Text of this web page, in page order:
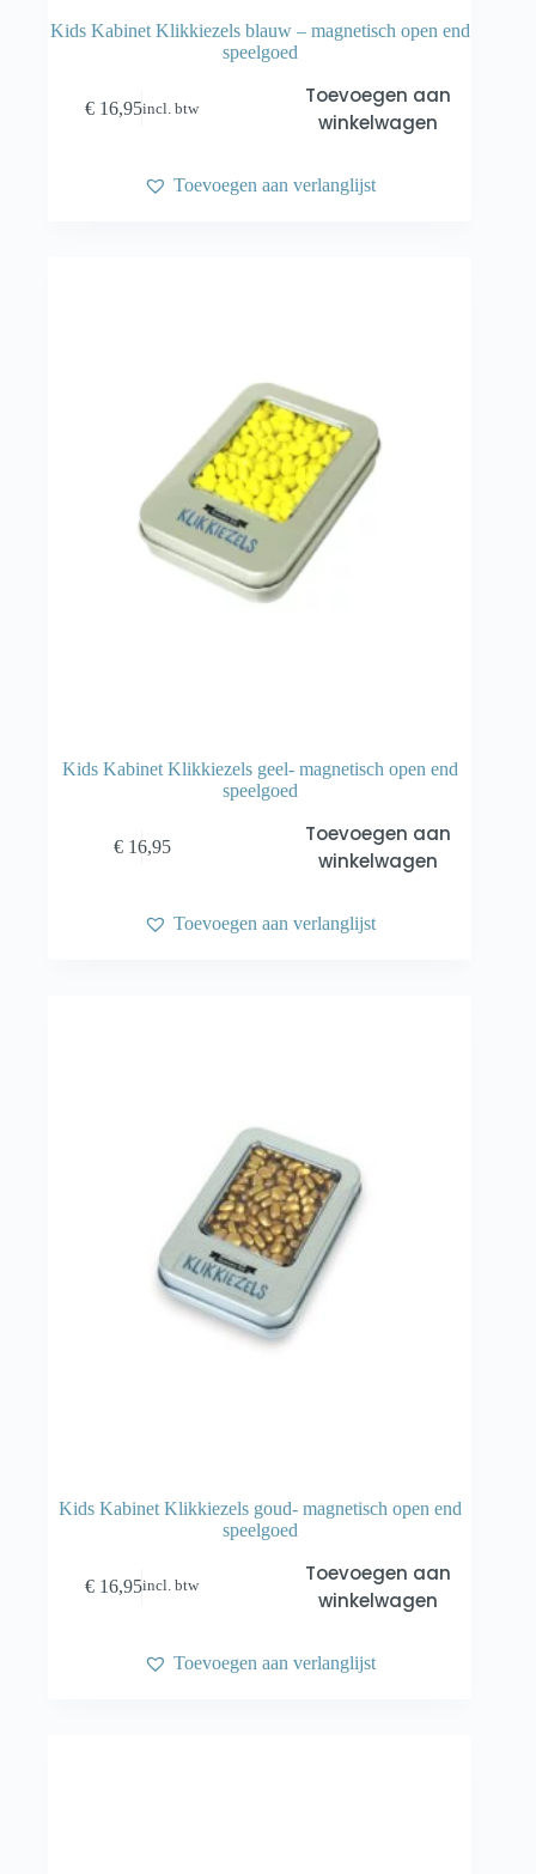
Kids Kabinet Klikkiezels blauw – magnetisch open end
speelgoed
€ 16,95incl. btw
Toevoegen aan
winkelwagen
Toevoegen aan verlanglijst
Kids Kabinet Klikkiezels geel- magnetisch open end
speelgoed
€16,95
Toevoegen aan
winkelwagen
Toevoegen aan verlanglijst
Kids Kabinet Klikkiezels goud- magnetisch open end
speelgoed
€ 16,95incl. btw
Toevoegen aan
winkelwagen
Toevoegen aan verlanglijst